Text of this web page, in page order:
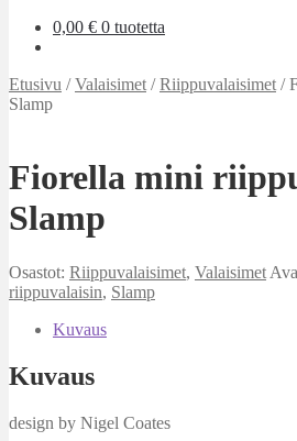
0,00 € 0 tuotetta
Etusivu /Valaisimet /Riippuvalaisimet /
Slamp
Fiorella mini
Slamp
Osastot: Riippuvalaisimet, Valaisimet
riippuvalaisin, Slamp
Kuvaus
Kuvaus
design by Nigel Coates